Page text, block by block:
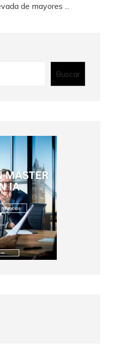
de mayores ...
Buscar